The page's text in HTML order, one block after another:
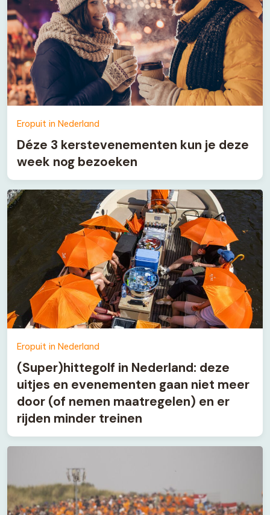
Eropuit in Nederland
Déze 3 kerstevenementen kun je deze
week nog bezoeken
Eropuit in Nederland
(Super)hittegolf in Nederland: deze
uitjes en evenementen gaan niet meer
door (of nemen maatregelen) en er
rijden minder treinen